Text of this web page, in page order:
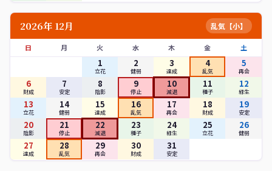
2026年 12月 乱気【小】
日 月 火 水 木 金 土
1
立花
2
健弱
3
達成
4
乱気
5
再会
6
財成
7
安定
8
陰影
9
停止
10
減退
11
種子
12
緑生
13
立花
14
健弱
15
達成
16
乱気
17
再会
18
財成
19
安定
20
陰影
21
停止
22
減退
23
種子
24
緑生
25
立花
26
健弱
27
達成
28
乱気
29
再会
30
財成
31
安定